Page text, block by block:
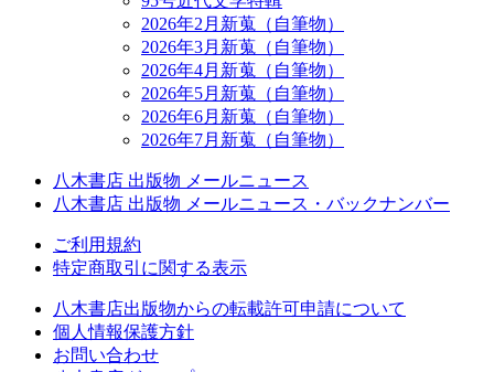
2026年2月新蒐（自筆物）
2026年3月新蒐（自筆物）
2026年4月新蒐（自筆物）
2026年5月新蒐（自筆物）
2026年6月新蒐（自筆物）
2026年7月新蒐（自筆物）
八木書店 出版物 メールニュース
八木書店 出版物 メールニュース・バックナンバー
ご利用規約
特定商取引に関する表示
八木書店出版物からの転載許可申請について
個人情報保護方針
お問い合わせ